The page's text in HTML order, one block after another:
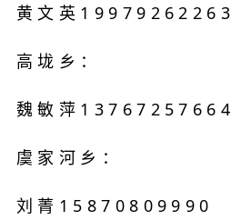
黄文英19979262263
高垅乡：
魏敏萍13767257664
虞家河乡：
刘菁15870809990